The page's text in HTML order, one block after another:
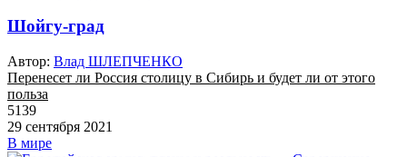
Шойгу-град
Автор: Влад ШЛЕПЧЕНКО
Перенесет ли Россия столицу в Сибирь и будет ли от этого
польза
5139
29 сентября 2021
В мире